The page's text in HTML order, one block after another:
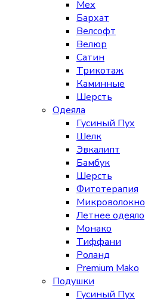
Мех
Бархат
Велсофт
Велюр
Сатин
Трикотаж
Каминные
Шерсть
Одеяла
Гусиный Пух
Шелк
Эвкалипт
Бамбук
Шерсть
Фитотерапия
Микроволокно
Летнее одеяло
Монако
Тиффани
Роланд
Premium Mako
Подушки
Гусиный Пух